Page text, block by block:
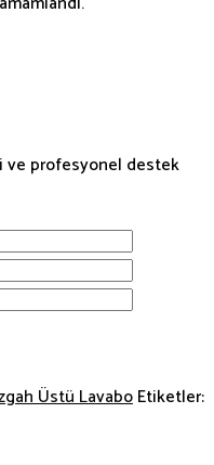
ve profesyonel destek
Üstü LavaboEtiketler: